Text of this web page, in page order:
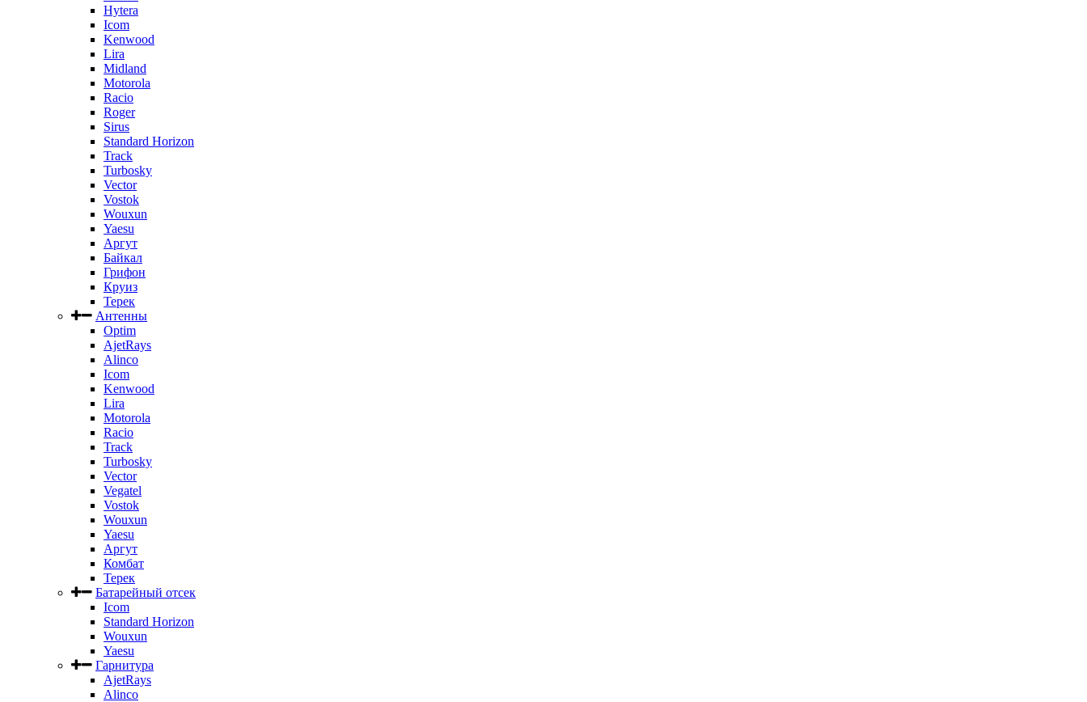
Hytera
Icom
Kenwood
Lira
Midland
Motorola
Racio
Roger
Sirus
Standard Horizon
Track
Turbosky
Vector
Vostok
Wouxun
Yaesu
Аргут
Байкал
Грифон
Круиз
Терек
Антенны
Optim
AjetRays
Alinco
Icom
Kenwood
Lira
Motorola
Racio
Track
Turbosky
Vector
Vegatel
Vostok
Wouxun
Yaesu
Аргут
Комбат
Терек
Батарейный отсек
Icom
Standard Horizon
Wouxun
Yaesu
Гарнитура
AjetRays
Alinco